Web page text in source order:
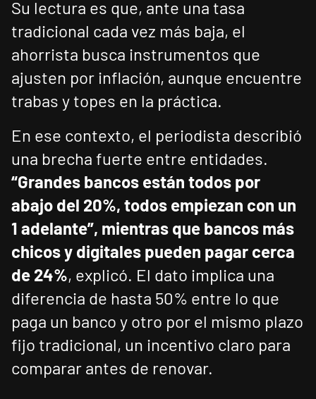
Su lectura es que, ante una tasa
tradicional cada vez más baja, el
ahorrista busca instrumentos que
ajusten por inflación, aunque encuentre
trabas y topes en la práctica.
En ese contexto, el periodista describió
una brecha fuerte entre entidades.
“Grandes bancos están todos por
abajo del 20%, todos empiezan con un
1 adelante”, mientras que bancos más
chicos y digitales pueden pagar cerca
de 24%, explicó. El dato implica una
diferencia de hasta 50% entre lo que
paga un banco y otro por el mismo plazo
fijo tradicional, un incentivo claro para
comparar antes de renovar.